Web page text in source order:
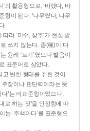
의 활용형으로, ‘바랬다, 바
형이 된다. ‘나무랐다, 나무
.
라 ‘미수, 상추’가 현실 발
쓰지 않는다. 종(種)이 다
원래 ‘트기’였으나 발음이
표준어로 삼았다.
변한 형태를 취한 것이
주장이나 판단력이라는 뜻
다’는 비표준형이었으나,
로 하는 짓’을 인정함에 따
는 ‘주책이다’를 표준형으